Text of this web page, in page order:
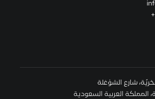
شارع الشوْعَلة
المملكة العربية السعودية